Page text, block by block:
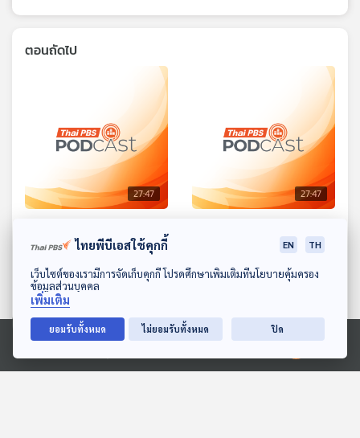
ดาวน์โหลด Thai PBS Podcast Application
Ⓒ 2020 องค์การกระจายเสียงและแพร่ภาพสาธารณะแห่งประเทศไทย
ตอนถัดไป
27:47
ทอดว่ากล้วยแขก
เสียงสนุก
27:47
ไทยพีบีเอสใช้คุกกี้ EN TH
เว็บไซต์ของเรามีการจัดเก็บคุกกี้ โปรดศึกษาเพิ่มเติมที่นโยบายคุ้มครอง
ข้อมูลส่วนบุคคล
เพิ่มเติม
ยอมรับทั้งหมด ไม่ยอมรับทั้งหมด ปิด